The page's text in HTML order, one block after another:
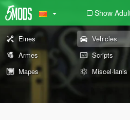
Show
Eines Vehicles
Armes
Scripts
Mapes
Miscel·lanis